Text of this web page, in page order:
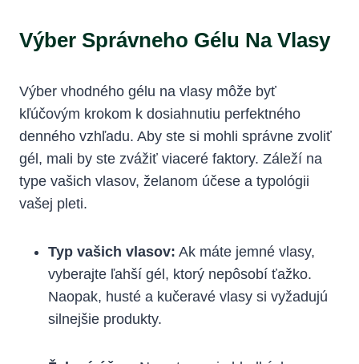
Výber Správneho Gélu Na Vlasy
Výber vhodného gélu na vlasy môže byť
kľúčovým krokom k dosiahnutiu perfektného
denného vzhľadu. Aby ste si mohli správne zvoliť
gél, mali by ste zvážiť viaceré faktory. Záleží na
type vašich vlasov, želanom účese a typológii
vašej pleti.
Typ vašich vlasov: Ak máte jemné vlasy,
vyberajte ľahší gél, ktorý nepôsobí ťažko.
Naopak, husté a kučeravé vlasy si vyžadujú
silnejšie produkty.